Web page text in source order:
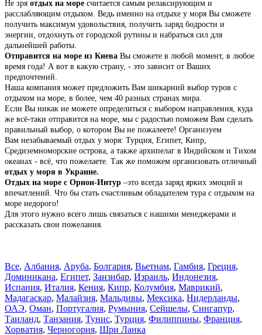
Не зря отдых на море считается самым релаксирующим и
расслабляющим отдыхом. Ведь именно на отдыхе у моря Вы сможете
получить максимум удовольствия, получить заряд бодрости и
энергии, отдохнуть от городской рутины и набраться сил для
дальнейшей работы.
Отправится на море из Киева Вы сможете в любой момент, в любое
время года! А вот в какую страну, - это зависит от Ваших
предпочтений.
Наша компания может предложить Вам шикарний выбор туров с
отдыхом на море, в более, чем 40 разных странах мира.
Если Вы никак не можете определиться с выбором направления, куда
же всё-таки отправится на море, мы с радостью поможем Вам сделать
правильный выбор, о котором Вы не пожалеете! Организуем
Вам незабываемый отдых у моря: Турция, Египет, Кипр,
Средиземноморские острова, а также архипелаг в Индийском и Тихом
океанах - всё, что пожелаете. Так же поможем организовать отличный
отдых у моря в Украине.
Отдых на море с Орион-Интур –это всегда заряд ярких эмоций и
впечатлений. Что бы стать счастливым обладателем тура с отдыхом на
море недорого!
Для этого нужно всего лишь связаться с нашими менеджерами и
рассказать свои пожелания.
Все, Албания, Аруба, Болгария, Вьетнам, Гамбия, Греция,
Доминиканa, Египет, Занзибар, Израиль, Индонезия,
Испания, Италия, Кения, Кипр, Колумбия, Маврикий,
Мадагаскар, Малайзия, Мальдивы, Мексика, Нидерланды,
ОАЭ, Оман, Португалия, Румыния, Сейшелы, Сингапур,
Таиланд, Танзания, Тунис, Турция, Филиппины, Франция,
Хорватия, Черногория, Шри Ланка